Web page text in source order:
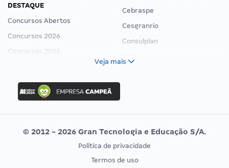
DESTAQUE
Concursos Abertos
Concursos 2026
Concursos 2025
Concurso Ibama
Concurso MPU
Editais publicados
Cebraspe
Cesgranrio
Consulplan
Vunesp
CONCURSOS POR PROFISSÃO
EXAME DE ORDEM
Veja mais
© 2012 - 2026 Gran Tecnologia e Educação S/A.
Política de privacidade
Termos de uso